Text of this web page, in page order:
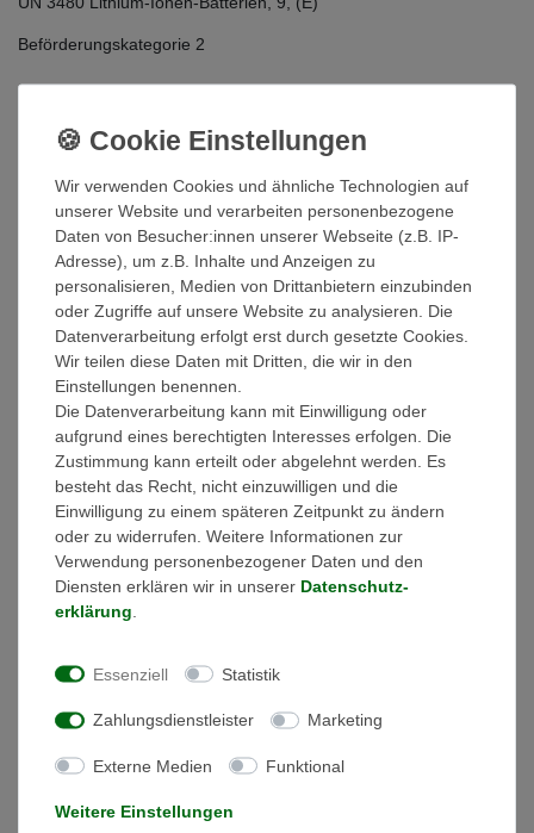
Beförderungskategorie 2
***Bei Nachrüstung von Bestandsbatterien bitte das Dokument im
Download-Bereich beachten***
***Die Mischung der Batteriemodule der Version 1 (Krannich
Artikel 0151203) und Version 2 (Krannich Artikel 0152473)
innerhalb einer Anlage ist nicht möglich***
***Bitte - und auf Empfehlung des Herstellers - das beiliegende
Kommunikationskabel gegen ein CAT5- oder CAT7-Netwerkkabel
ersetzen, um die Kommunikation zwischen Speicher und
Wechselrichter zu garantieren***
Die Batterie ist für Energiespeichersysteme im Bereich privater
Haushalte konzipiert.
Bei diesem Produkt handelt es sich um ein Hochvolt-
Batteriesystem mit einem Betriebsspannungsbereich zwischen
168 V ~ 584 V.
Batteriemanagementsystem (separat erhältlich) und 3 bis 8
können.
Lieferumfang des Batteriemoduls:
Wir verwenden Cookies und ähnliche Technologien auf
unserer Website und verarbeiten personenbezogene
Daten von Besucher:innen unserer Webseite (z.B. IP-
Adresse), um z.B. Inhalte und Anzeigen zu
personalisieren, Medien von Drittanbietern einzubinden
oder Zugriffe auf unsere Website zu analysieren. Die
Datenverarbeitung erfolgt erst durch gesetzte Cookies.
Wir teilen diese Daten mit Dritten, die wir in den
Einstellungen benennen.
Die Datenverarbeitung kann mit Einwilligung oder
aufgrund eines berechtigten Interesses erfolgen. Die
Zustimmung kann erteilt oder abgelehnt werden. Es
besteht das Recht, nicht einzuwilligen und die
Einwilligung zu einem späteren Zeitpunkt zu ändern
oder zu widerrufen. Weitere Informationen zur
Verwendung personenbezogener Daten und den
Diensten erklären wir in unserer Daten­schutz­
erklärung
Essenziell Statistik
Zahlungsdienstleister Marketing
Externe Medien Funktional
Weitere Einstellungen